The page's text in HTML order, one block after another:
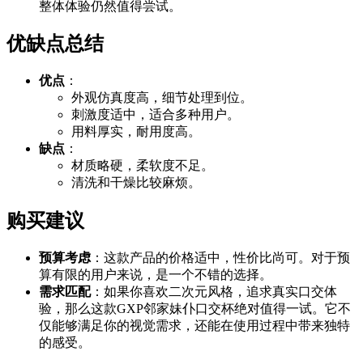
整体体验仍然值得尝试。
优缺点总结
优点 ：
外观仿真度高，细节处理到位。
刺激度适中，适合多种用户。
用料厚实，耐用度高。
缺点 ：
材质略硬，柔软度不足。
清洗和干燥比较麻烦。
购买建议
预算考虑 ：这款产品的价格适中，性价比尚可。对于预
算有限的用户来说，是一个不错的选择。
需求匹配：如果你喜欢二次元风格，追求真实口交体
验，那么这款GXP邻家妹仆口交杯绝对值得一试。它不
仅能够满足你的视觉需求，还能在使用过程中带来独特
的感受。